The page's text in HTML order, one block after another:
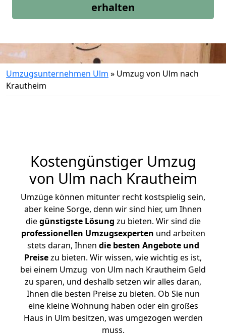
erhalten
Umzugsunternehmen Ulm » Umzug von Ulm nach
Krautheim
Kostengünstiger Umzug
von Ulm nach Krautheim
Umzüge können mitunter recht kostspielig sein,
aber keine Sorge, denn wir sind hier, um Ihnen
diegünstigste Lösung zu bieten. Wir sind die
professionellen Umzugsexperten und arbeiten
stets daran, Ihnen die besten Angebote und
Preisezu bieten. Wir wissen, wie wichtig es ist,
bei einem Umzug von Ulm nach Krautheim Geld
zu sparen, und deshalb setzen wir alles daran,
Ihnen die besten Preise zu bieten. Ob Sie nun
eine kleine Wohnung haben oder ein großes
Haus in Ulm besitzen, was umgezogen werden
muss.